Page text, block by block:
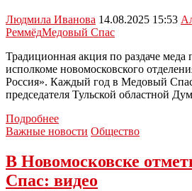
Людмила Иванова 14.08.2025 15:53
РеммёдМедовый Спас
Традиционная акция по раздаче меда
исполкоме новомосковского
Россия». Каждый год в Медовый Спас
председателя Тульской областной
ПодробнееАктивистам
новомосковского
«Единая
Россия»
Важные новости Общество
В Новомосковске
Спас: видео